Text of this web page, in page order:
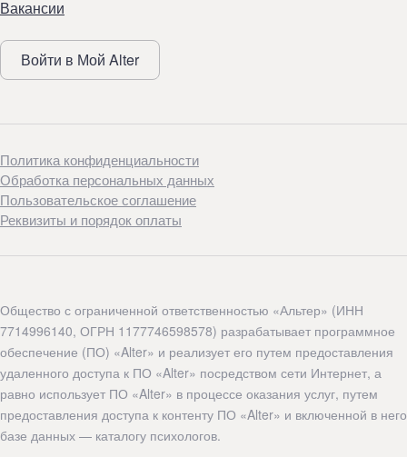
Вакансии
Войти в Мой Alter
Политика конфиденциальности
Обработка персональных данных
Пользовательское соглашение
Реквизиты и порядок оплаты
Общество с ограниченной ответственностью «Альтер» (ИНН
7714996140, ОГРН 1177746598578) разрабатывает программное
обеспечение (ПО) «Alter» и реализует его путем предоставления
удаленного доступа к ПО «Alter» посредством сети Интернет, а
равно использует ПО «Alter» в процессе оказания услуг, путем
предоставления доступа к контенту ПО «Alter» и включенной в него
базе данных — каталогу психологов.